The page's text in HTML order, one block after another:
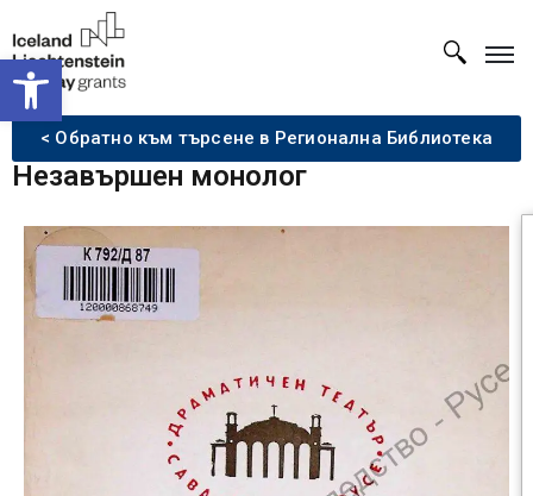
Open toolbar
< Обратно към търсене в Регионална Библиотека
Незавършен монолог